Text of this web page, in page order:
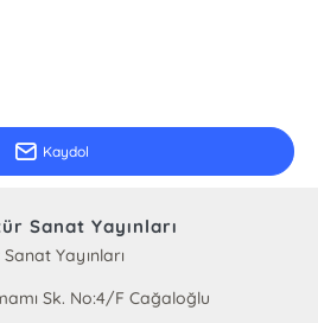
Kaydol
Sanat Yayınları
Yayınları
Sk. No:4/F Cağaloğlu